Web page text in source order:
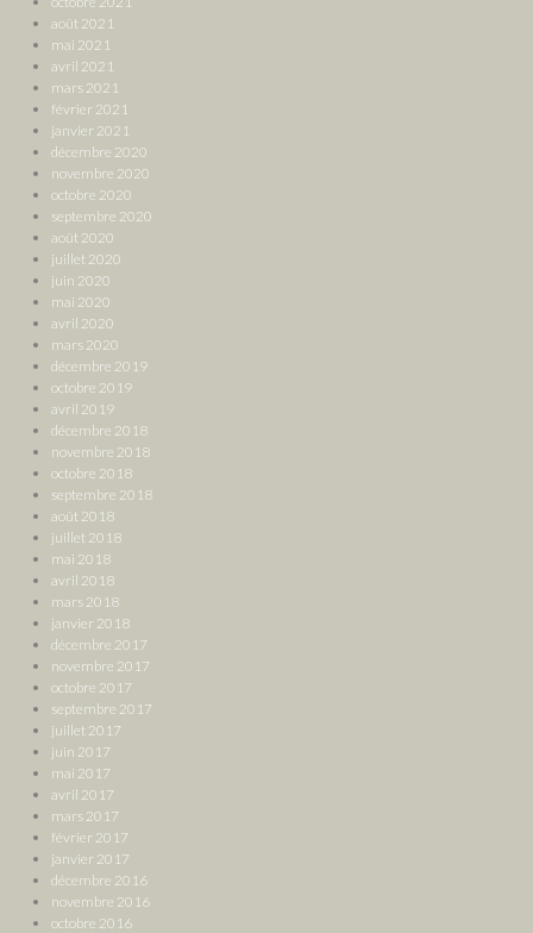
août 2021
mai 2021
avril 2021
mars 2021
février 2021
janvier 2021
décembre 2020
novembre 2020
octobre 2020
septembre 2020
août 2020
juillet 2020
juin 2020
mai 2020
avril 2020
mars 2020
décembre 2019
octobre 2019
avril 2019
décembre 2018
novembre 2018
octobre 2018
septembre 2018
août 2018
juillet 2018
mai 2018
avril 2018
mars 2018
janvier 2018
décembre 2017
novembre 2017
octobre 2017
septembre 2017
juillet 2017
juin 2017
mai 2017
avril 2017
mars 2017
février 2017
janvier 2017
décembre 2016
novembre 2016
octobre 2016